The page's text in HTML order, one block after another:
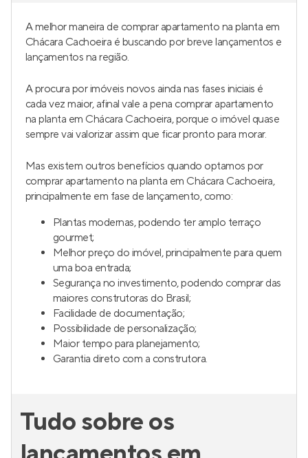
A melhor maneira de comprar apartamento na planta em
Chácara Cachoeira é buscando por breve lançamentos e
lançamentos na região.
A procura por imóveis novos ainda nas fases iniciais é
cada vez maior, afinal vale a pena comprar apartamento
na planta em Chácara Cachoeira, porque o imóvel quase
sempre vai valorizar assim que ficar pronto para morar.
Mas existem outros benefícios quando optamos por
comprar apartamento na planta em Chácara Cachoeira,
principalmente em fase de lançamento, como:
Plantas modernas, podendo ter amplo terraço
gourmet;
Melhor preço do imóvel, principalmente para quem
uma boa entrada;
Segurança no investimento, podendo comprar das
maiores construtoras do Brasil;
Facilidade de documentação;
Possibilidade de personalização;
Maior tempo para planejamento;
Garantia direto com a construtora.
Tudo sobre os